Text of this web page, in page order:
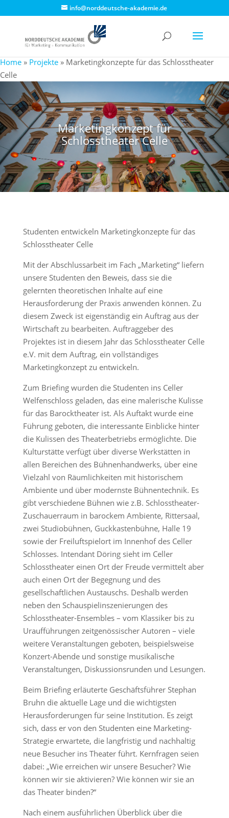
info@norddeutsche-akademie.de
Home » Projekte » Marketingkonzepte für das Schlosstheater
Celle
Marketingkonzept für
Schlosstheater Celle
Studenten entwickeln Marketingkonzepte für das
Schlosstheater Celle
Mit der Abschlussarbeit im Fach „Marketing“ liefern
unsere Studenten den Beweis, dass sie die
gelernten theoretischen Inhalte auf eine
Herausforderung der Praxis anwenden können. Zu
diesem Zweck ist eigenständig ein Auftrag aus der
Wirtschaft zu bearbeiten. Auftraggeber des
Projektes ist in diesem Jahr das Schlosstheater Celle
e.V. mit dem Auftrag, ein vollständiges
Marketingkonzept zu entwickeln.
Zum Briefing wurden die Studenten ins Celler
Welfenschloss geladen, das eine malerische Kulisse
für das Barocktheater ist. Als Auftakt wurde eine
Führung geboten, die interessante Einblicke hinter
die Kulissen des Theaterbetriebs ermöglichte. Die
Kulturstätte verfügt über diverse Werkstätten in
allen Bereichen des Bühnenhandwerks, über eine
Vielzahl von Räumlichkeiten mit historischem
Ambiente und über modernste Bühnentechnik. Es
gibt verschiedene Bühnen wie z.B. Schlosstheater-
Zuschauerraum in barockem Ambiente, Rittersaal,
zwei Studiobühnen, Guckkastenbühne, Halle 19
sowie der Freiluftspielort im Innenhof des Celler
Schlosses. Intendant Döring sieht im Celler
Schlosstheater einen Ort der Freude vermittelt aber
auch einen Ort der Begegnung und des
gesellschaftlichen Austauschs. Deshalb werden
neben den Schauspielinszenierungen des
Schlosstheater-Ensembles – vom Klassiker bis zu
Uraufführungen zeitgenössischer Autoren – viele
weitere Veranstaltungen geboten, beispielsweise
Konzert-Abende und sonstige musikalische
Veranstaltungen, Diskussionsrunden und Lesungen.
Beim Briefing erläuterte Geschäftsführer Stephan
Bruhn die aktuelle Lage und die wichtigsten
Herausforderungen für seine Institution. Es zeigt
sich, dass er von den Studenten eine Marketing-
Strategie erwartete, die langfristig und nachhaltig
neue Besucher ins Theater führt. Kernfragen seien
dabei: „Wie erreichen wir unsere Besucher? Wie
können wir sie aktivieren? Wie können wir sie an
das Theater binden?“
Nach einem ausführlichen Überblick über die